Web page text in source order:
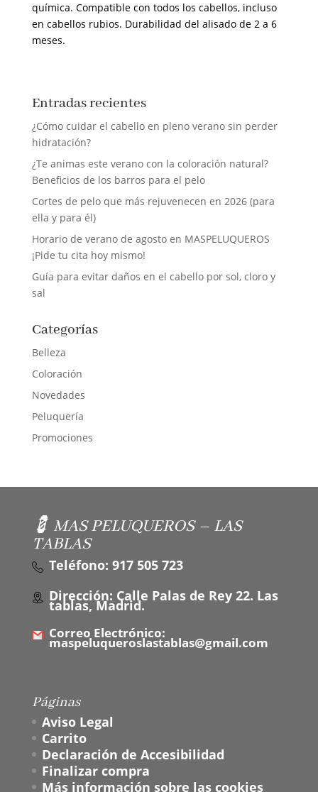
química. Compatible con todos los cabellos, incluso
en cabellos rubios. Durabilidad del alisado de 2 a 6
meses.
Entradas recientes
¿Cómo cuidar el cabello en pleno verano sin perder
hidratación?
¿Te animas este verano con la coloración natural?
Beneficios de los barros para el pelo
Cortes de pelo que más rejuvenecen en 2026 (para
ella y para él)
Horario de verano de agosto en MASPELUQUEROS
¡Pide tu cita hoy mismo!
Guía para evitar daños en el cabello por sol, cloro y
sal
Categorías
Belleza
Coloración
Novedades
Peluquería
Promociones
💈 MAS PELUQUEROS – LAS
TABLAS
Teléfono: 917 505 723
Dirección: Calle Palas de Rey 22. Las
tablas, Madrid.
Correo Electrónico:
maspeluqueroslastablas@gmail.com
Páginas
Aviso Legal
Carrito
Declaración de Accesibilidad
Finalizar compra
Más información sobre las cookies